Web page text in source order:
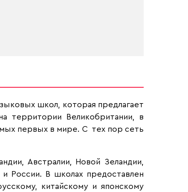
школ, которая предлагает
территории Великобритании, в
первых в мире. С тех пор сеть
Австралии, Новой Зеландии,
России. В школах предоставлен
китайскому и японскому